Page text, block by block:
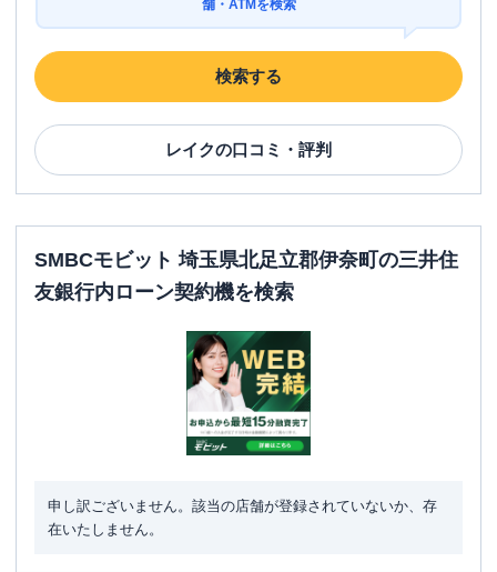
舗・ATMを検索
検索する
レイクの口コミ・評判
SMBCモビット 埼玉県北足立郡伊奈町の三井住
友銀行内ローン契約機を検索
申し訳ございません。該当の店舗が登録されていないか、存
在いたしません。